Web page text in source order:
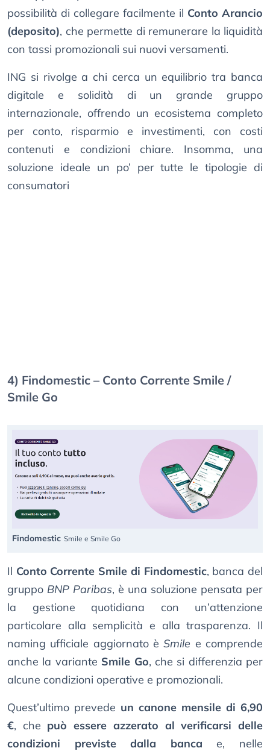
possibilità di collegare facilmente il Conto Arancio
(deposito), che permette di remunerare la liquidità
con tassi promozionali sui nuovi versamenti.
ING si rivolge a chi cerca un equilibrio tra banca
digitale e solidità di un grande gruppo
internazionale, offrendo un ecosistema completo
per conto, risparmio e investimenti, con costi
contenuti e condizioni chiare. Insomma, una
soluzione ideale un po’ per tutte le tipologie di
consumatori
4) Findomestic – Conto Corrente Smile /
Smile Go
Findomestic Smile e Smile Go
Il Conto Corrente Smile di Findomestic, banca del
gruppo BNP Paribas, è una soluzione pensata per
la gestione quotidiana con un’attenzione
particolare alla semplicità e alla trasparenza. Il
naming ufficiale aggiornato èSmile e comprende
anche la variante Smile Go, che si differenzia per
alcune condizioni operative e promozionali.
Quest’ultimo prevede un canone mensile di 6,90
€, che può essere azzerato al verificarsi delle
condizioni previste dalla banca e, nelle